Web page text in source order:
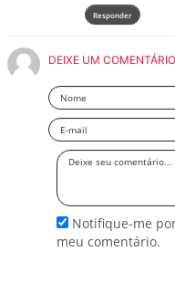
Responder
DEIXE UM COMENTÁRIO
Nome
Email
Deixe
Notifique-me
meu comentário.